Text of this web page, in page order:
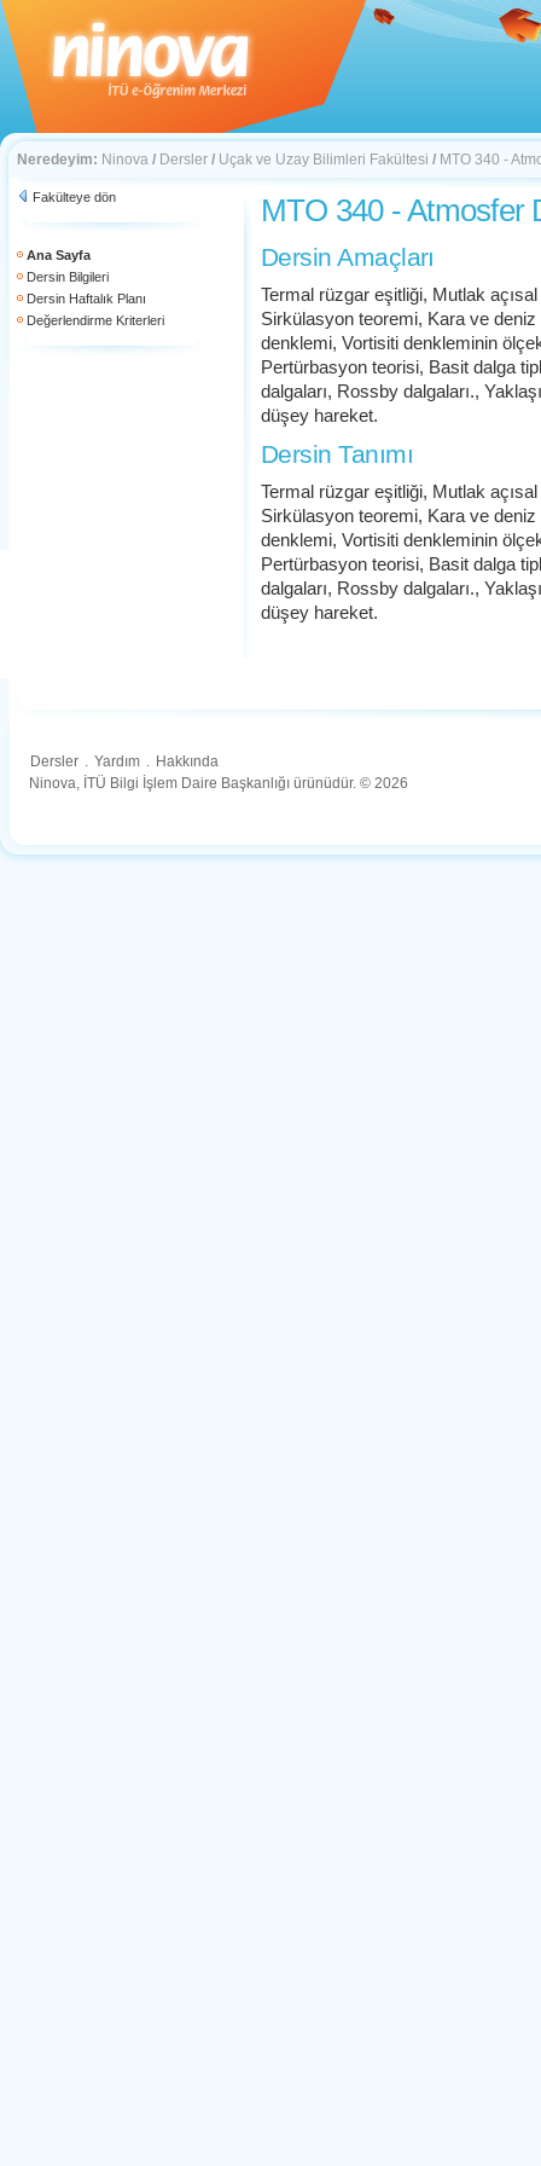
Neredeyim: Ninova / Dersler / Uçak ve Uzay Bilimleri Fakültesi / MTO 340 -
Fakülteye dön
Ana Sayfa
Dersin Bilgileri
Dersin Haftalık Planı
Değerlendirme Kriterleri
MTO 340 - Atmosfer
Dersin Amaçları
Termal rüzgar eşitliği, Mutlak
Sirkülasyon teoremi, Kara ve
denklemi, Vortisiti denkleminin
Pertürbasyon teorisi, Basit dalga
dalgaları, Rossby dalgaları.,
düşey hareket.
Dersin Tanımı
Termal rüzgar eşitliği, Mutlak
Sirkülasyon teoremi, Kara ve
denklemi, Vortisiti denkleminin
Pertürbasyon teorisi, Basit dalga
dalgaları, Rossby dalgaları.,
düşey hareket.
Dersler . Yardım . Hakkında
Ninova, İTÜ Bilgi İşlem Daire Başkanlığı ürünüdür. © 2026